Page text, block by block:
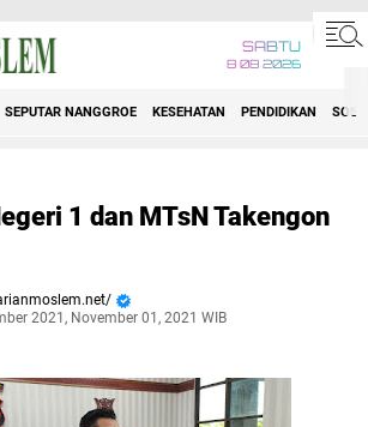
SABTU
8 08 2026
SEPUTAR NANGGROE KESEHATAN PENDIDIKAN
1 dan MTsN Takengon
2021, November 01, 2021 WIB